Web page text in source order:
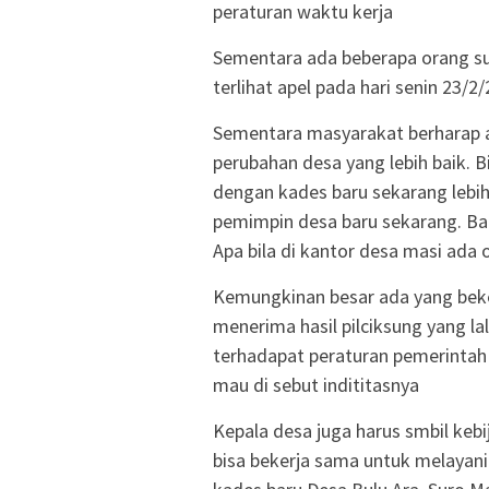
peraturan waktu kerja
Sementara ada beberapa orang
terlihat apel pada hari senin 23/
Sementara masyarakat
perubahan desa yang lebih baik.
dengan kades baru sekarang
pemimpin desa baru sekarang.
Apa bila di kantor desa masi ada
Kemungkinan besar ada yang
menerima hasil pilciksung yang
terhadapat peraturan
mau di sebut indititasnya
Kepala desa juga harus smbil
bisa bekerja sama untuk